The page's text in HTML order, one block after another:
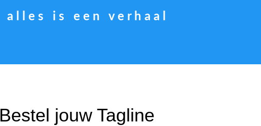
a l l e s i s e e n v e r h a a l
Bestel jouw Tagline